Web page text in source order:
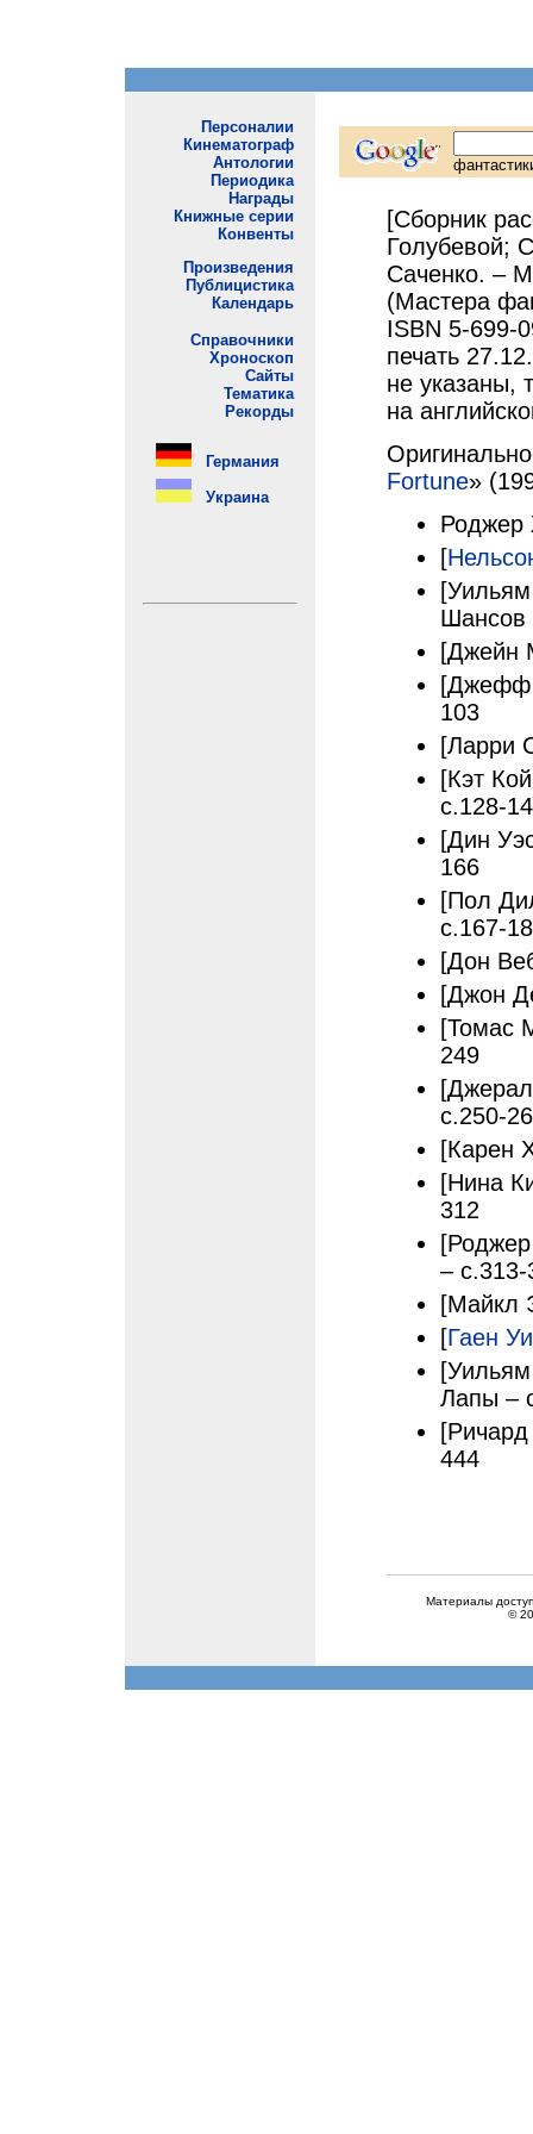
[Сборник
Голубевой;
Саченко. –
(Мастера
ISBN 5-699-
печать
не указаны,
на
Fortune»
Роджер
[
Шансов
[Джейн
[Джефф
103
[Ларри
[Кэт
с.128-
[Дин
166
[Пол
с.167-
[Дон
[Джон
[Томас
249
с.250-
[Карен
[Нина
312
– с.313-
[Майкл
[Гаен
Лапы –
444